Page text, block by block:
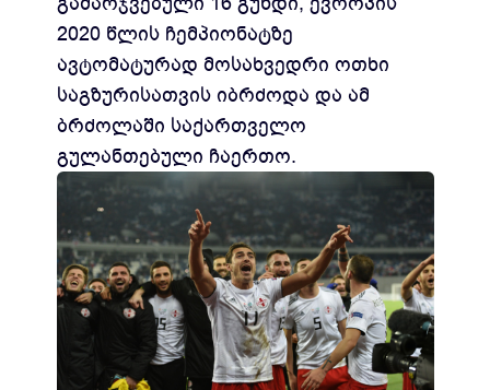
2020 წლის ჩემპიონატზე
ავტომატურად მოსახვედრი ოთხი
საგზურისათვის იბრძოდა და ამ
ბრძოლაში საქართველო
გულანთებული ჩაერთო.